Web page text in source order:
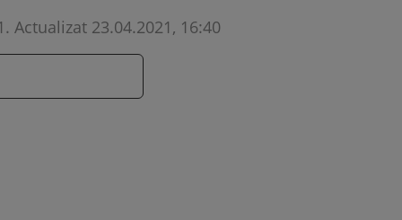
. Actualizat 23.04.2021, 16:40